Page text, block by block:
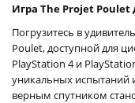
Игра The Projet Poulet
Погрузитесь в
Poulet, доступной для
PlayStation 4 и
уникальных испытаний
верным спутником